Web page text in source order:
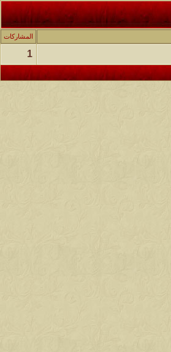
المشاركات
1